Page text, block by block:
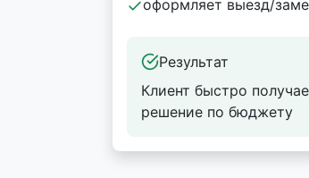
оформляет выезд/
Результат
Клиент быстро
решение по бюджету